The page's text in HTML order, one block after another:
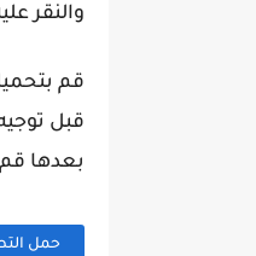
والنقر
قم
قبل
بعدها
حمل